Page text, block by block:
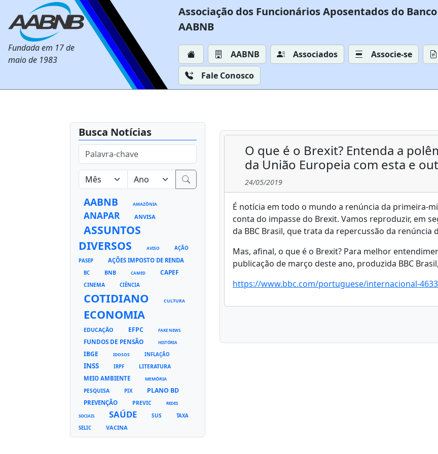
Fundada em 17 de
maio de 1983
Associação dos Funcionários Aposentados do
AABNB
AABNB Associados Associe-se
Fale Conosco
Busca Notícias
AABNB AMAZÔNIA
ANAPAR ANVISA
ASSUNTOS
DIVERSOS
AVISO
AÇÃO
PASEP
AÇÕES IMPOSTO DE RENDA
BC BNB CAMED CAPEF
CINEMA CIÊNCIA
COTIDIANO CULTURA
ECONOMIA
EDUCAÇÃO EFPC FAKE NEWS
FUNDOS DE PENSÃO HISTÓRIA
IBGE IDOSOS INFLAÇÃO
INSS IRPF LITERATURA
MEIO AMBIENTE MEMÓRIA
PESQUISA PIX PLANO BD
PREVENÇÃO PREVIC REDES
SOCIAIS SAÚDE SUS
TAXA
SELIC
VACINA
O que é o Brexit? Entenda a
da União Europeia com esta e
24/05/2019
É notícia em todo o mundo a renúncia da primeira-
conta do impasse do Brexit. Vamos reproduzir, em
da BBC Brasil, que trata da repercussão da renúncia
Mas, afinal, o que é o Brexit? Para melhor
publicação de março deste ano, produzida BBC
https://www.bbc.com/portuguese/internacional-